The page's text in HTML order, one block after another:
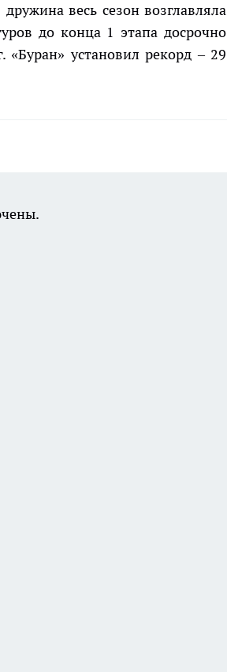
весь сезон возглавляла
до конца 1 этапа досрочно
установил рекорд – 29